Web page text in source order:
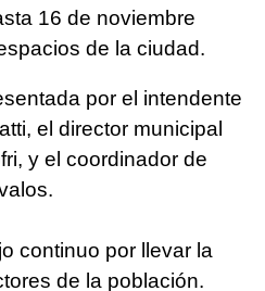
16 de noviembre
de la ciudad.
por el intendente
el director municipal
y el coordinador de
continuo por llevar la
de la población.